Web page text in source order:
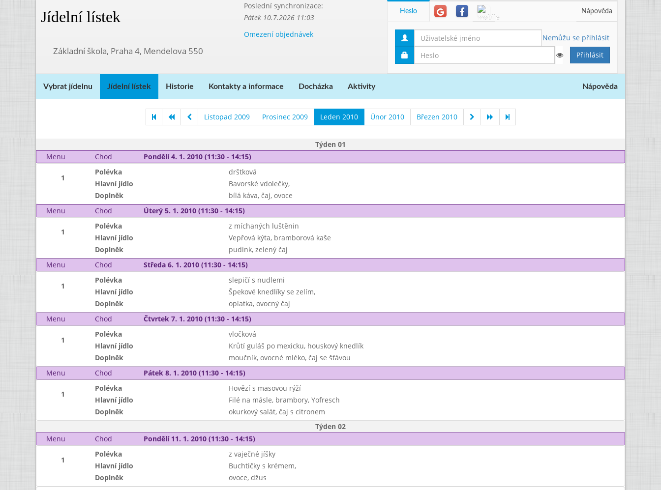
Jídelní lístek
Poslední synchronizace:
Pátek 10.7.2026 11:03
Omezení objednávek
Základní škola, Praha 4, Mendelova 550
Heslo Nápověda
Nemůžu se přihlásit
Vybrat jídelnu Jídelní lístek Historie Kontakty a informace Docházka Aktivity Nápověda
Listopad 2009 Prosinec 2009 Leden 2010 Únor 2010 Březen 2010
Týden 01
Menu
Chod Pondělí 4. 1. 2010 (11:30 - 14:15)
1
Polévka
drštková
Hlavní jídlo
Bavorské vdolečky,
Doplněk
bílá káva, čaj, ovoce
Menu
Chod Úterý 5. 1. 2010 (11:30 - 14:15)
1
Polévka
z míchaných luštěnin
Hlavní jídlo
Vepřová kýta, bramborová kaše
Doplněk
pudink, zelený čaj
Menu
Chod Středa 6. 1. 2010 (11:30 - 14:15)
1
Polévka
slepičí s nudlemi
Hlavní jídlo
Špekové knedlíky se zelím,
Doplněk
oplatka, ovocný čaj
Menu
Chod Čtvrtek 7. 1. 2010 (11:30 - 14:15)
1
Polévka
vločková
Hlavní jídlo
Krůtí guláš po mexicku, houskový knedlík
Doplněk
moučník, ovocné mléko, čaj se šťávou
Menu
Chod Pátek 8. 1. 2010 (11:30 - 14:15)
1
Polévka
Hovězí s masovou rýží
Hlavní jídlo
Filé na másle, brambory, Yofresch
Doplněk
okurkový salát, čaj s citronem
Týden 02
Menu
Chod Pondělí 11. 1. 2010 (11:30 - 14:15)
1
Polévka
z vaječné jíšky
Hlavní jídlo
Buchtičky s krémem,
Doplněk
ovoce, džus